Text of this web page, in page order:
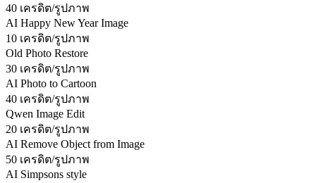
40 เครดิต/รูปภาพ
AI Happy New Year Image
10 เครดิต/รูปภาพ
Old Photo Restore
30 เครดิต/รูปภาพ
AI Photo to Cartoon
40 เครดิต/รูปภาพ
Qwen Image Edit
20 เครดิต/รูปภาพ
AI Remove Object from Image
50 เครดิต/รูปภาพ
AI Simpsons style